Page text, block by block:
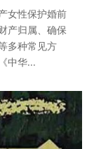
女性保护婚前
产归属、确保
多种常见方
中华...